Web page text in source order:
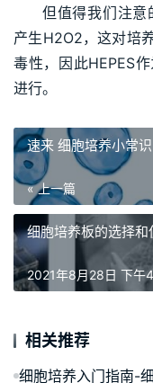
但值得我们注意
产生H2O2，这对培
毒性，因此HEPES
进行。
速来 细胞培养小常识
« 上一篇
细胞培养板的选择和
2021年8月28日 下午
相关推荐
细胞培养入门指南-